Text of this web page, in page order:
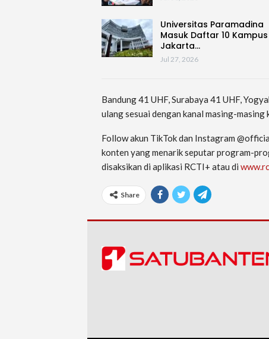
Universitas Paramadina
Masuk Daftar 10
Jakarta…
Jul 27, 2026
Bandung 41 UHF, Surabaya 41 UHF,
ulang sesuai dengan kanal masing-
Follow akun TikTok dan Instagram
konten yang menarik seputar program-
disaksikan di aplikasi RCTI+ atau di
Share